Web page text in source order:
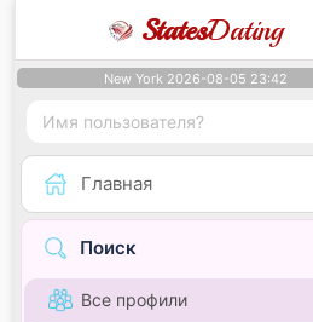
StatesDating
New York 2026-08-05 23:42
Главная
Поиск
Все профили